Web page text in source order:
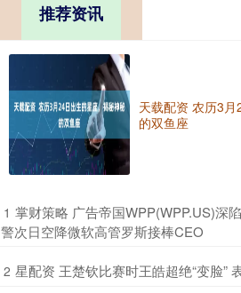
推荐资讯
天载配资 农历3
的双鱼座
1 掌财策略 广告帝国WPP(WPP.US)深
警次日空降微软高管罗斯接棒CEO
2 星配资 王楚钦比赛时王皓超绝“变脸”